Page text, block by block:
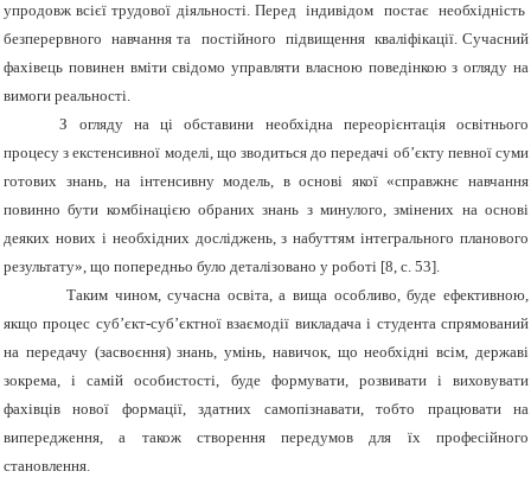
упродовж всієї трудової діяльності. Перед індивідом постає необхідність
безперервного навчання та постійного підвищення кваліфікації. Сучасний
фахівець повинен вміти свідомо управляти власною поведінкою з огляду на
вимоги реальності.
З огляду на ці обставини необхідна переорієнтація освітнього
процесу з екстенсивної моделі, що зводиться до передачі об’єкту певної суми
готових знань, на інтенсивну модель, в основі якої «справжнє навчання
повинно бути комбінацією обраних знань з минулого, змінених на основі
деяких нових і необхідних досліджень, з набуттям інтегрального планового
результату», що попередньо було деталізовано у роботі [8, с. 53].
Таким чином, сучасна освіта, а вища особливо, буде ефективною,
якщо процес суб’єкт-суб’єктної взаємодії викладача і студента спрямований
на передачу (засвоєння) знань, умінь, навичок, що необхідні всім, державі
зокрема, і самій особистості, буде формувати, розвивати і виховувати
фахівців нової формації, здатних самопізнавати, тобто працювати на
випередження, а також створення передумов для їх професійного
становлення.